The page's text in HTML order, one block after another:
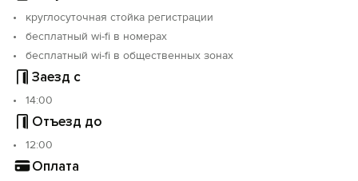
круглосуточная стойка регистрации
бесплатный wi-fi в номерах
бесплатный wi-fi в общественных зонах
Заезд с
14:00
Отъезд до
12:00
Оплата